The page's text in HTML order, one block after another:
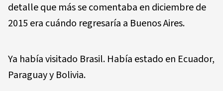
detalle que más se comentaba en diciembre de
2015 era cuándo regresaría a Buenos Aires.
Ya había visitado Brasil. Había estado en Ecuador,
Paraguay y Bolivia.